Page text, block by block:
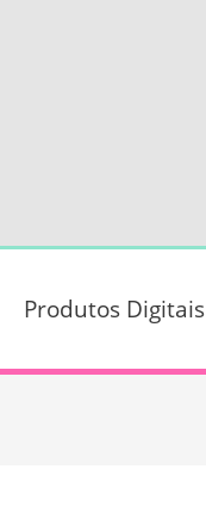
Produtos Digitais